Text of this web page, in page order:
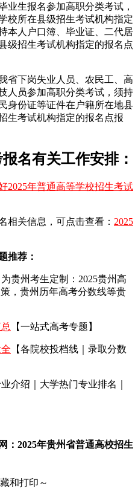
业生报名参加高职分类考试，
校所在县级招生考试机构指定
本人户口簿、毕业证、二代居
级招生考试机构指定的报名点
省下岗失业人员、农民工、高
人员参加高职分类考试，须持
身份证等证件在户籍所在地县
生考试机构指定的报名点报
名有关工作安排：
2025年普通高等学校招生考试
相关信息，可点击查看： 2025
推荐：
为贵州考生定制：2025贵州高
，贵州历年高考分数线等贵
【一站式高考专题】
【各院校投档线｜录取分数
业介绍｜大学热门专业排名｜
：2025年贵州省普通高校招生
和打印～